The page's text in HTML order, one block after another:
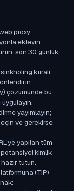
proxy
ekleyin.
son 30 günlük
kuralı
çözümünde bu
yayımlayın;
ve gerekirse
yapılan tüm
potansiyel kimlik
tutun.
(TIP)